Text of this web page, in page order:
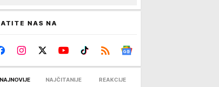
NAS NA
NAJNOVIJE NAJČITANIJE REAKCIJE